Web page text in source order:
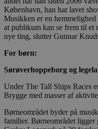
København, han har lavet
Musikken er en
at publikum kan se frem til et
nye ting, slutter Gunnar
For børn:
Sørøverhoppeborg og
Under The Tall Ships Races
Brygge med masser af
Børneområdet byder på
familier. Børneområdet